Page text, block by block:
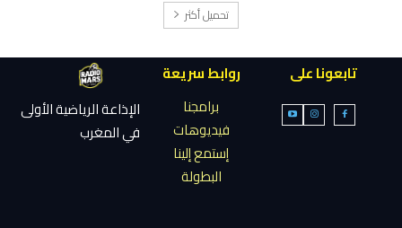
تحميل أكثر
تابعونا على
روابط سريعة
برامجنا
فيديوهات
إستمع إلينا
البطولة
الإذاعة الرياضية الأولى
في المغرب